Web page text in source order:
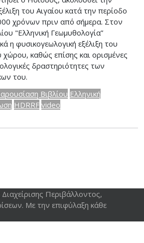
του Αιγαίου κατά την περίοδο
χρόνων πριν από σήμερα. Στον
"Ελληνική Γεωμυθολογία”
η φυσικογεωλογική εξέλιξη του
χώρου, καθώς επίσης και ορισμένες
δραστηριότητες των
του.
Βιβλίου Ελληνική
HDRRF video
Περιβάλλοντος,
Με την επιφύλαξη κάθε